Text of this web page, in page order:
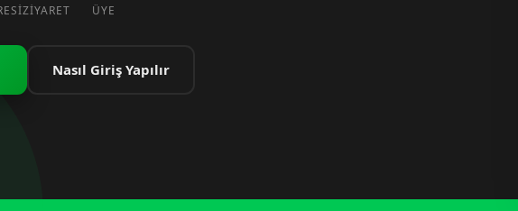
ZIYARET ÜYE
Nasıl Giriş Yapılır